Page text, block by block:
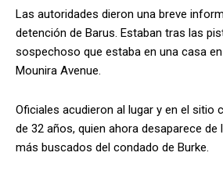
Las autoridades dieron una breve
detención de Barus. Estaban tras las
sospechoso que estaba en una casa
Mounira Avenue.
Oficiales acudieron al lugar y en el sitio
de 32 años, quien ahora desaparece
más buscados del condado de Burke.